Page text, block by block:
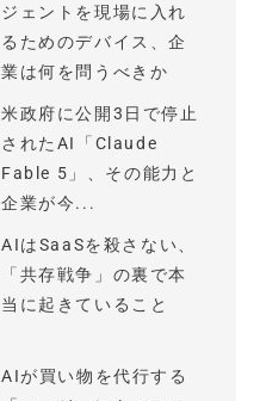
ジェントを現場に入れ
るためのデバイス、企
業は何を問うべきか
米政府に公開3日で停止
されたAI「Claude
Fable 5」、その能力と
企業が今...
AIはSaaSを殺さない、
「共存戦争」の裏で本
当に起きていること
AIが買い物を代行する